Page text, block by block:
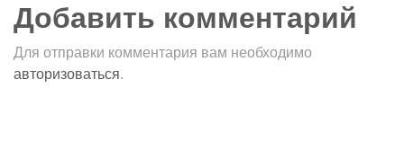
Добавить комментарий
Для отправки комментария вам необходимо
авторизоваться.